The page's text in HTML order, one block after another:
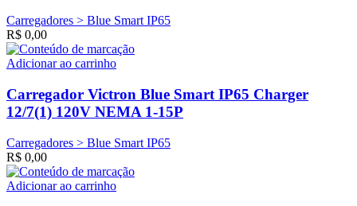
Carregadores > Blue Smart IP65
R$ 0,00
Adicionar ao carrinho
Carregador Victron Blue Smart IP65 Charger
12/7(1) 120V NEMA 1-15P
Carregadores > Blue Smart IP65
R$ 0,00
Adicionar ao carrinho